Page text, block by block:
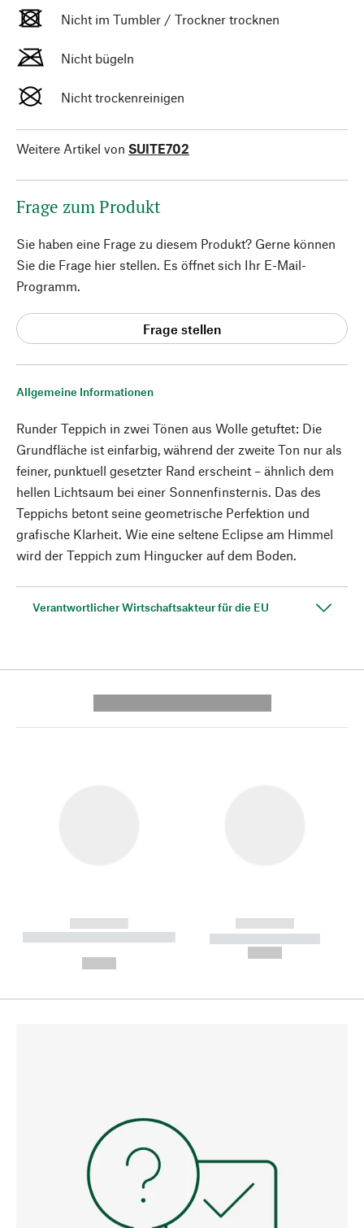
Allgemeine Informationen
Runder Teppich in zwei Tönen aus Wolle getuftet: Die
Grundfläche ist einfarbig, während der zweite Ton nur als
feiner, punktuell gesetzter Rand erscheint – ähnlich dem
hellen Lichtsaum bei einer Sonnenfinsternis. Das des
Teppichs betont seine geometrische Perfektion und
grafische Klarheit. Wie eine seltene Eclipse am Himmel
wird der Teppich zum Hingucker auf dem Boden.
Verantwortlicher Wirtschaftsakteur für die EU
Nicht im Tumbler / Trockner trocknen
Nicht bügeln
Nicht trockenreinigen
Weitere Artikel von SUITE702
Frage zum Produkt
Sie haben eine Frage zu diesem Produkt? Gerne können
Sie die Frage hier stellen. Es öffnet sich Ihr E-Mail-
Programm.
Frage stellen
------------
----------- ----------- --------
------------
----------- -----------